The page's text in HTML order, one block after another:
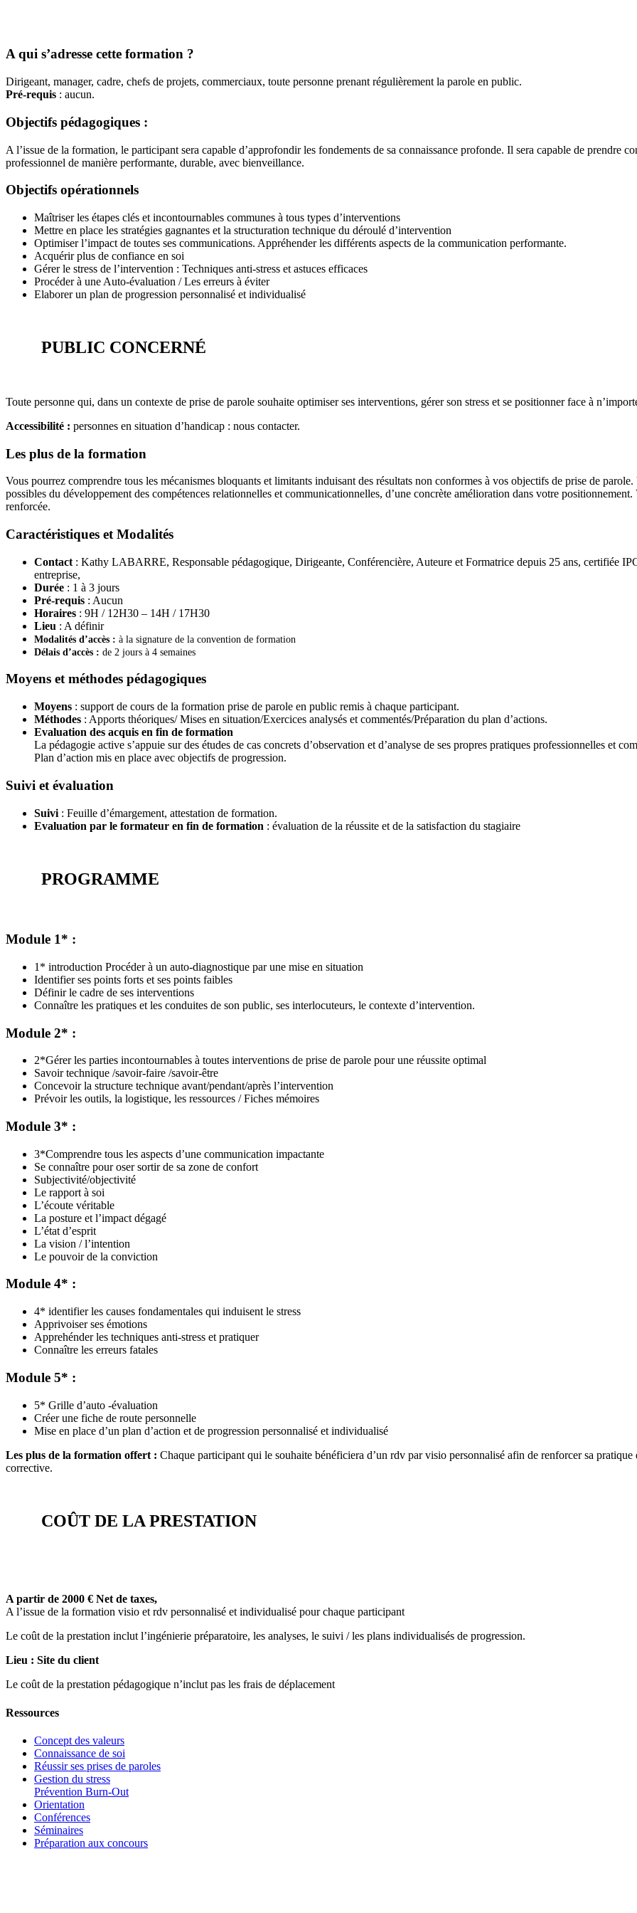
A qui s’adresse cette formation ?
Dirigeant, manager, cadre, chefs de projets, commerciaux, toute personne prenant régulièrement la parole en public.
Pré-requis : aucun.
Objectifs pédagogiques :
A l’issue de la formation, le participant sera capable d’approfondir les fondements de sa connaissance profonde. Il sera capable de prendre
professionnel de manière performante, durable, avec bienveillance.
Objectifs opérationnels
Maîtriser les étapes clés et incontournables communes à tous types d’interventions
Mettre en place les stratégies gagnantes et la structuration technique du déroulé d’intervention
Optimiser l’impact de toutes ses communications. Appréhender les différents aspects de la communication performante.
Acquérir plus de confiance en soi
Gérer le stress de l’intervention : Techniques anti-stress et astuces efficaces
Procéder à une Auto-évaluation / Les erreurs à éviter
Elaborer un plan de progression personnalisé et individualisé
PUBLIC CONCERNÉ
Toute personne qui, dans un contexte de prise de parole souhaite optimiser ses interventions, gérer son stress et se positionner face à
Accessibilité : personnes en situation d’handicap : nous contacter.
Les plus de la formation
Vous pourrez comprendre tous les mécanismes bloquants et limitants induisant des résultats non conformes à vos objectifs de prise de
possibles du développement des compétences relationnelles et communicationnelles, d’une concrète amélioration dans votre
renforcée.
Caractéristiques et Modalités
Contact : Kathy LABARRE, Responsable pédagogique, Dirigeante, Conférencière, Auteure et Formatrice depuis 25 ans, certifiée
entreprise,
Durée : 1 à 3 jours
Pré-requis : Aucun
Horaires : 9H / 12H30 – 14H / 17H30
Lieu : A définir
Modalités d’accès : à la signature de la convention de formation
Délais d’accès : de 2 jours à 4 semaines
Moyens et méthodes pédagogiques
Moyens : support de cours de la formation prise de parole en public remis à chaque participant.
Méthodes : Apports théoriques/ Mises en situation/Exercices analysés et commentés/Préparation du plan d’actions.
Evaluation des acquis en fin de formation
La pédagogie active s’appuie sur des études de cas concrets d’observation et d’analyse de ses propres pratiques professionnelles et
Plan d’action mis en place avec objectifs de progression.
Suivi et évaluation
Suivi : Feuille d’émargement, attestation de formation.
Evaluation par le formateur en fin de formation : évaluation de la réussite et de la satisfaction du stagiaire
PROGRAMME
Module 1* :
1* introduction Procéder à un auto-diagnostique par une mise en situation
Identifier ses points forts et ses points faibles
Définir le cadre de ses interventions
Connaître les pratiques et les conduites de son public, ses interlocuteurs, le contexte d’intervention.
Module 2* :
2*Gérer les parties incontournables à toutes interventions de prise de parole pour une réussite optimal
Savoir technique /savoir-faire /savoir-être
Concevoir la structure technique avant/pendant/après l’intervention
Prévoir les outils, la logistique, les ressources / Fiches mémoires
Module 3* :
3*Comprendre tous les aspects d’une communication impactante
Se connaître pour oser sortir de sa zone de confort
Subjectivité/objectivité
Le rapport à soi
L’écoute véritable
La posture et l’impact dégagé
L’état d’esprit
La vision / l’intention
Le pouvoir de la conviction
Module 4* :
4* identifier les causes fondamentales qui induisent le stress
Apprivoiser ses émotions
Apprehénder les techniques anti-stress et pratiquer
Connaître les erreurs fatales
Module 5* :
5* Grille d’auto -évaluation
Créer une fiche de route personnelle
Mise en place d’un plan d’action et de progression personnalisé et individualisé
Les plus de la formation offert : Chaque participant qui le souhaite bénéficiera d’un rdv par visio personnalisé afin de renforcer sa
corrective.
COÛT DE LA PRESTATION
A partir de 2000 € Net de taxes,
A l’issue de la formation visio et rdv personnalisé et individualisé pour chaque participant
Le coût de la prestation inclut l’ingénierie préparatoire, les analyses, le suivi / les plans individualisés de progression.
Lieu : Site du client
Le coût de la prestation pédagogique n’inclut pas les frais de déplacement
Ressources
Concept des valeurs
Connaissance de soi
Réussir ses prises de paroles
Gestion du stress
Prévention Burn-Out
Orientation
Conférences
Séminaires
Préparation aux concours